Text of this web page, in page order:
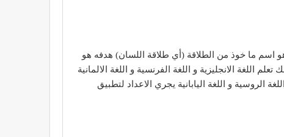
ما خوذ من الطلاقة (أي طلاقة اللسان) هدفه هو
اللغة الانجليزية و اللغة الفرنسية و اللغة الالمانية
الروسية و اللغة اليابانية يجري الاعداد لتطبيق